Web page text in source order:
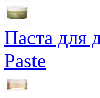
Паста для
Paste